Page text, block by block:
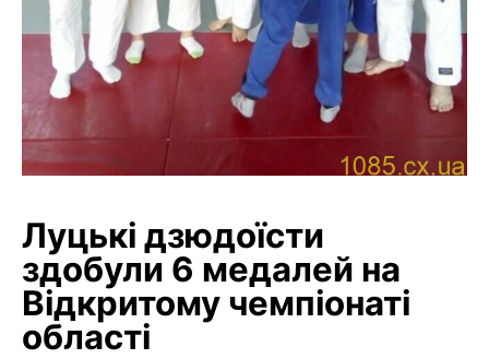
Луцькі дзюдоїсти
здобули 6 медалей на
Відкритому чемпіонаті
області